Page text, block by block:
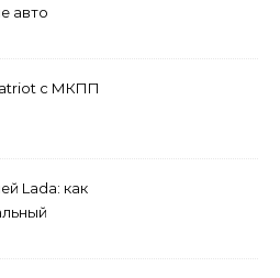
авто
с МКПП
Lada: как